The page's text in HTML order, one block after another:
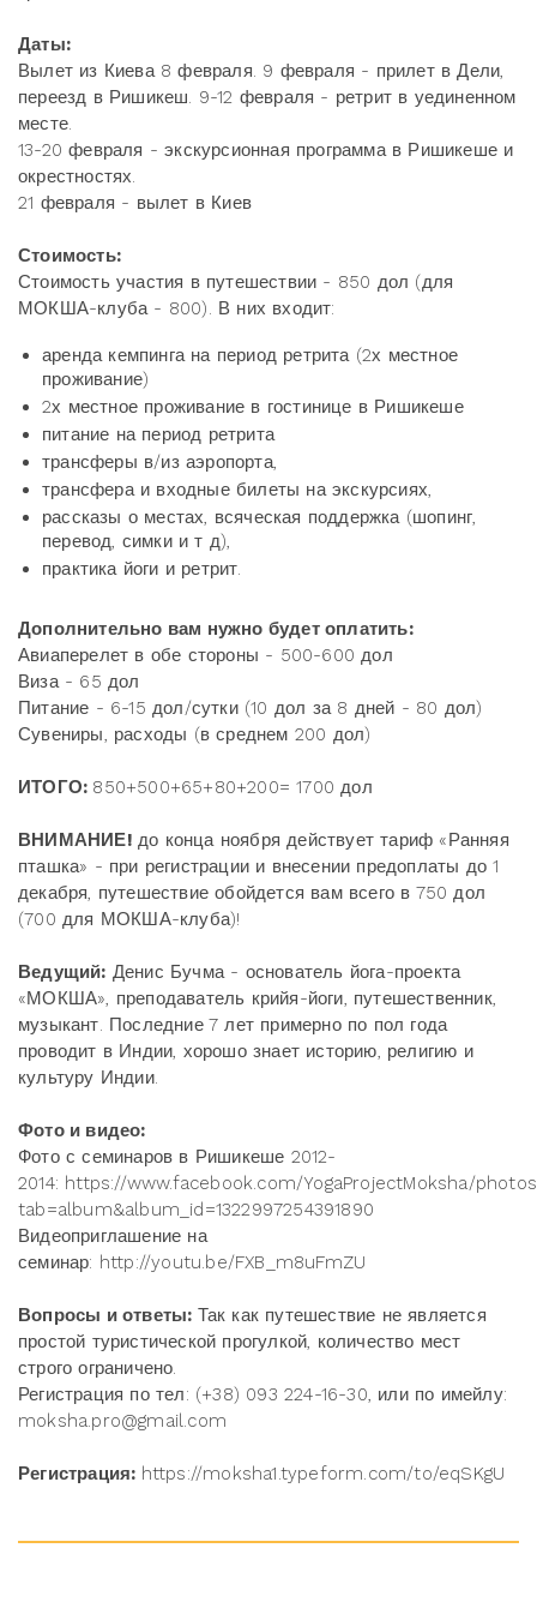
Даты:
Вылет из Киева 8 февраля. 9 февраля - прилет в Дели,
переезд в Ришикеш. 9-12 февраля - ретрит в уединенном
месте.
13-20 февраля - экскурсионная программа в Ришикеше и
окрестностях.
21 февраля - вылет в Киев
Стоимость:
Стоимость участия в путешествии - 850 дол (для
МОКША-клуба - 800). В них входит:
аренда кемпинга на период ретрита (2х местное
проживание)
2х местное проживание в гостинице в Ришикеше
питание на период ретрита
трансферы в/из аэропорта,
трансфера и входные билеты на экскурсиях,
рассказы о местах, всяческая поддержка (шопинг,
перевод, симки и т д),
практика йоги и ретрит.
Дополнительно вам нужно будет оплатить:
Авиаперелет в обе стороны - 500-600 дол
Виза - 65 дол
Питание - 6-15 дол/сутки (10 дол за 8 дней - 80 дол)
Сувениры, расходы (в среднем 200 дол)
ИТОГО: 850+500+65+80+200= 1700 дол
ВНИМАНИЕ! до конца ноября действует тариф «Ранняя
пташка» - при регистрации и внесении предоплаты до 1
декабря, путешествие обойдется вам всего в 750 дол
(700 для МОКША-клуба)!
Ведущий: Денис Бучма - основатель йога-проекта
«МОКША», преподаватель крийя-йоги, путешественник,
музыкант. Последние 7 лет примерно по пол года
проводит в Индии, хорошо знает историю, религию и
культуру Индии.
Фото и видео:
Фото с семинаров в Ришикеше 2012-
2014: https://www.facebook.com/YogaProjectMoksha/
tab=album&album_id=1322997254391890
Видеоприглашение на
семинар: http://youtu.be/FXB_m8uFmZU
Вопросы и ответы: Так как путешествие не является
простой туристической прогулкой, количество мест
строго ограничено.
Регистрация по тел: (+38) 093 224-16-30, или по имейлу:
moksha.pro@gmail.com
Регистрация: https://moksha1.typeform.com/to/eqSKgU